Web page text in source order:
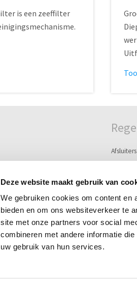
Deze website maakt gebruik van
We gebruiken cookies om content en
bieden en om ons websiteverkeer te
site met onze partners voor social
combineren met andere informatie
uw gebruik van hun services.
is een zeeffilter
Afsluiters
Pilots,